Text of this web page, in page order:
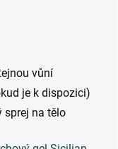
vůní
je k dispozici)
sprej na tělo